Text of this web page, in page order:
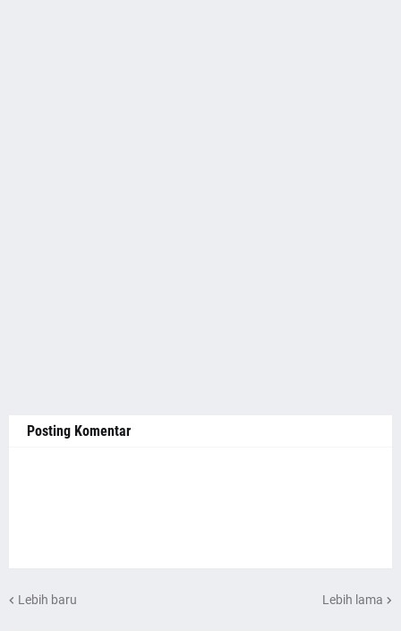
Posting Komentar
Lebih baru Lebih lama